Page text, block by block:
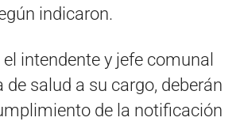
indicaron.
intendente y jefe comunal
de salud a su cargo, deberán
de la notificación